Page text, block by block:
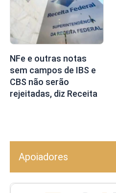
NFe e outras notas
sem campos de IBS e
CBS não serão
rejeitadas, diz Receita
Apoiadores